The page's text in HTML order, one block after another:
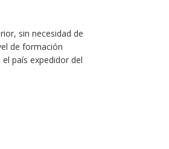
sin necesidad de
de formación
país expedidor del